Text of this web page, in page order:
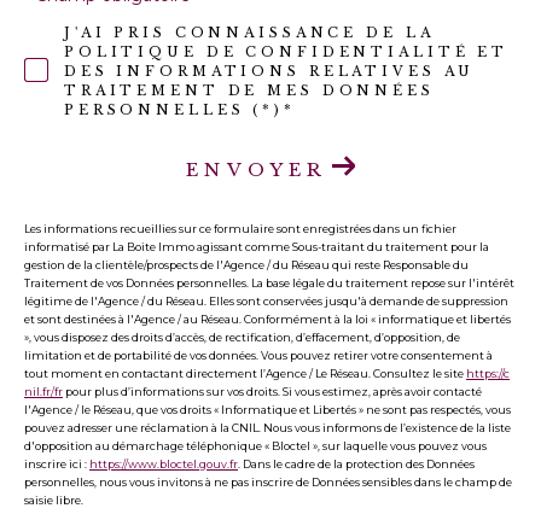
J'AI PRIS CONNAISSANCE DE LA
POLITIQUE DE CONFIDENTIALITÉ ET
DES INFORMATIONS RELATIVES AU
TRAITEMENT DE MES DONNÉES
PERSONNELLES (*)*
ENVOYER
Les informations recueillies sur ce formulaire sont enregistrées dans un fichier
informatisé par La Boite Immo agissant comme Sous-traitant du traitement pour la
gestion de la clientèle/prospects de l'Agence / du Réseau qui reste Responsable du
Traitement de vos Données personnelles. La base légale du traitement repose sur l'intérêt
légitime de l'Agence / du Réseau. Elles sont conservées jusqu'à demande de suppression
et sont destinées à l'Agence / au Réseau. Conformément à la loi « informatique et libertés
», vous disposez des droits d’accès, de rectification, d’effacement, d’opposition, de
limitation et de portabilité de vos données. Vous pouvez retirer votre consentement à
tout moment en contactant directement l’Agence / Le Réseau. Consultez le site https://c
nil.fr/fr pour plus d’informations sur vos droits. Si vous estimez, après avoir contacté
l'Agence / le Réseau, que vos droits « Informatique et Libertés » ne sont pas respectés, vous
pouvez adresser une réclamation à la CNIL. Nous vous informons de l’existence de la liste
d'opposition au démarchage téléphonique « Bloctel », sur laquelle vous pouvez vous
inscrire ici : https://www.bloctel.gouv.fr. Dans le cadre de la protection des Données
personnelles, nous vous invitons à ne pas inscrire de Données sensibles dans le champ de
saisie libre.